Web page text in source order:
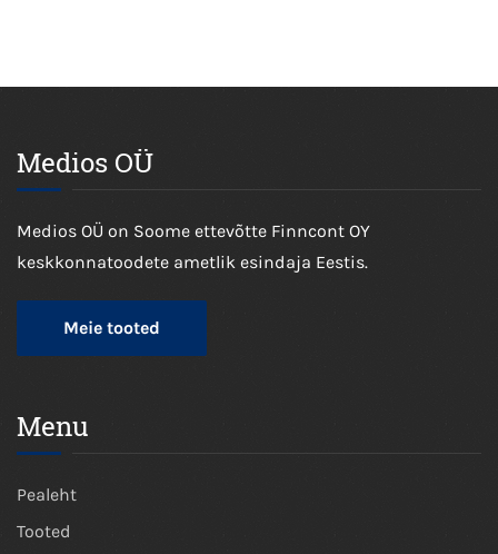
Medios OÜ
Medios OÜ on Soome ettevõtte Finncont OY
keskkonnatoodete ametlik esindaja Eestis.
Meie tooted
Menu
Pealeht
Tooted